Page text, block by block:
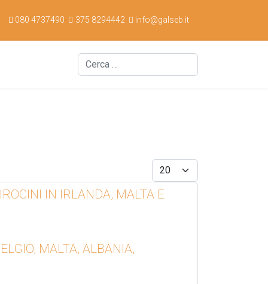
080 4737490 375 8294442 info@galseb.it
Cerca
Display #
IN IRLANDA, MALTA E
MALTA, ALBANIA,